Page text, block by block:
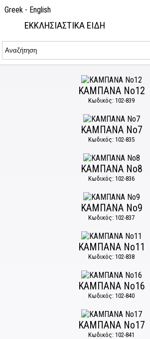
Greek- English
ΕΚΚΛΗΣΙΑΣΤΙΚΑ ΕΙΔΗ
ΚΑΜΠΑΝΑ Νο12
Κωδικός: 102-839
ΚΑΜΠΑΝΑ Νο7
Κωδικός: 102-835
ΚΑΜΠΑΝΑ Νο8
Κωδικός: 102-836
ΚΑΜΠΑΝΑ Νο9
Κωδικός: 102-837
ΚΑΜΠΑΝΑ Νο11
Κωδικός: 102-838
ΚΑΜΠΑΝΑ Νο16
Κωδικός: 102-840
ΚΑΜΠΑΝΑ Νο17
Κωδικός: 102-841